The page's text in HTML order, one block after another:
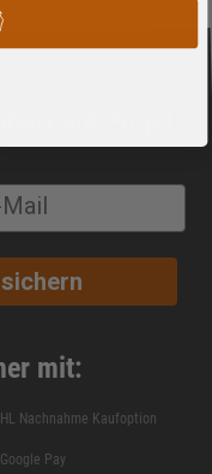
mit: